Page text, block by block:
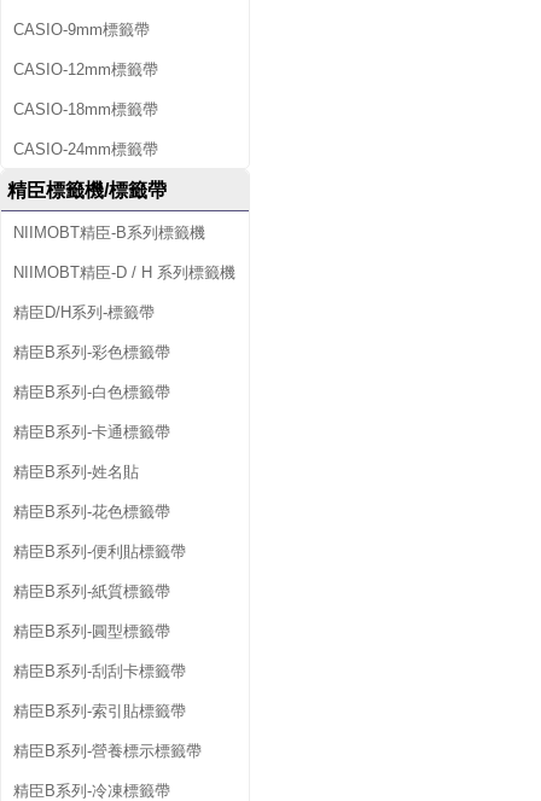
CASIO-9mm標籤帶
CASIO-12mm標籤帶
CASIO-18mm標籤帶
CASIO-24mm標籤帶
精臣標籤機/標籤帶
NIIMOBT精臣-B系列標籤機
NIIMOBT精臣-D / H 系列標籤機
精臣D/H系列-標籤帶
精臣B系列-彩色標籤帶
精臣B系列-白色標籤帶
精臣B系列-卡通標籤帶
精臣B系列-姓名貼
精臣B系列-花色標籤帶
精臣B系列-便利貼標籤帶
精臣B系列-紙質標籤帶
精臣B系列-圓型標籤帶
精臣B系列-刮刮卡標籤帶
精臣B系列-索引貼標籤帶
精臣B系列-營養標示標籤帶
精臣B系列-冷凍標籤帶